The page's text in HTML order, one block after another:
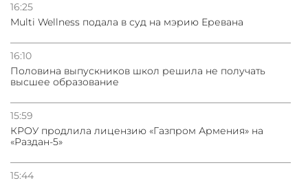
16:25
Multi Wellness подала в суд на мэрию Еревана
16:10
Половина выпускников школ решила не получать
высшее образование
15:59
КРОУ продлила лицензию «Газпром Армения» на
«Раздан-5»
15:44